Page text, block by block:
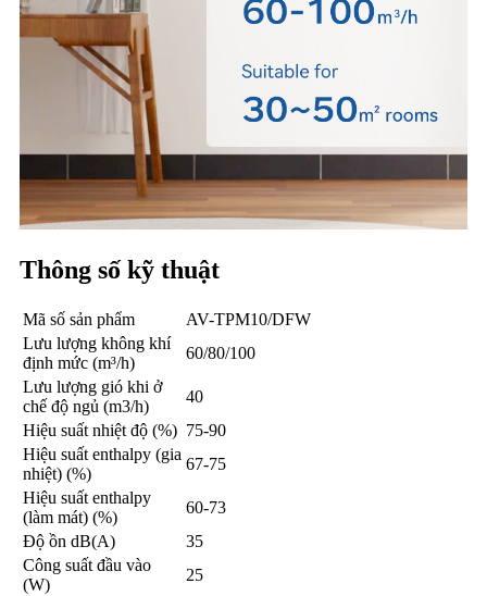
Thông số kỹ thuật
Mã số sản phẩm
AV-TPM10/DFW
Lưu lượng không khí
định mức (m³/h)
60/80/100
Lưu lượng gió khi ở
chế độ ngủ (m3/h)
40
Hiệu suất nhiệt độ (%) 75-90
Hiệu suất enthalpy (gia
nhiệt) (%)
67-75
Hiệu suất enthalpy
(làm mát) (%)
60-73
Độ ồn dB(A)
35
Công suất đầu vào
(W)
25